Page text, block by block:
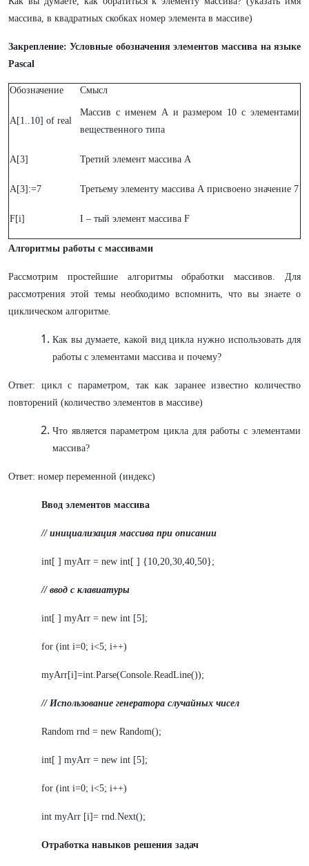
массива, в квадратных скобках номер элемента в массиве)
Закрепление: Условные обозначения элементов массива на языке
Pascal
Обозначение Смысл
А[1..10] of real
Массив с именем А и размером 10 c элементами
вещественного типа
A[3] Третий элемент массива А
A[3]:=7 Третьему элементу массива А присвоено значение 7
F[i] I – тый элемент массива F
Алгоритмы работы с массивами
Рассмотрим простейшие алгоритмы обработки массивов. Для
рассмотрения этой темы необходимо вспомнить, что вы знаете о
циклическом алгоритме.
Как вы думаете, какой вид цикла нужно использовать для
работы с элементами массива и почему?
Ответ: цикл с параметром, так как заранее известно количество
повторений (количество элементов в массиве)
Что является параметром цикла для работы с элементами
массива?
Ответ: номер переменной (индекс)
Ввод элементов массива
// инициализация массива при описании
int[ ] myArr = new int[ ] {10,20,30,40,50};
// ввод с клавиатуры
int[ ] myArr = new int [5];
for (int i=0; i<5; i++)
myArr[i]=int.Parse(Console.ReadLine());
// Использование генератора случайных чисел
Random rnd = new Random();
int[ ] myArr = new int [5];
for (int i=0; i<5; i++)
int myArr [i]= rnd.Next();
Отработка навыков решения задач